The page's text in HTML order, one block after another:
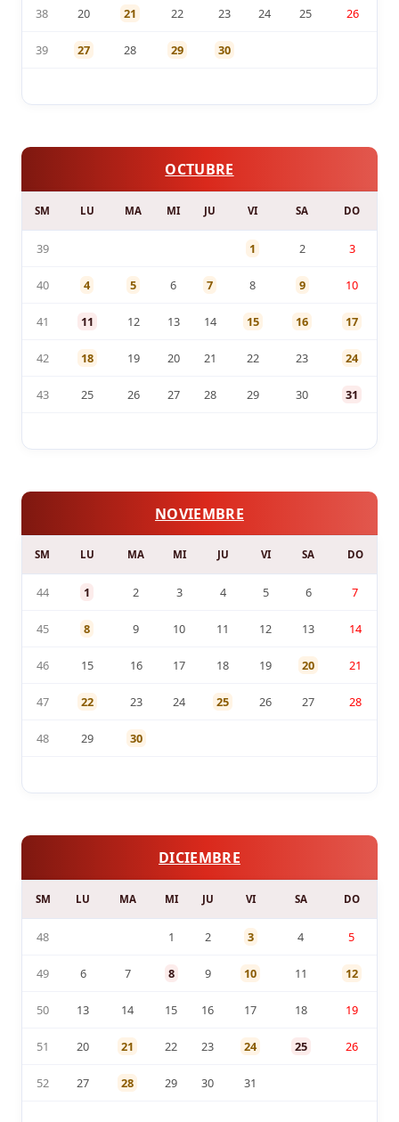
38 20 21 22 23 24 25 26
39 27 28 29 30
OCTUBRE
SM LU MA MI JU VI SA DO
39 1 2 3
40 4 5 6 7 8 9 10
41 11 12 13 14 15 16 17
42 18 19 20 21 22 23 24
43 25 26 27 28 29 30 31
NOVIEMBRE
SM LU MA MI JU VI SA DO
44 1 2 3 4 5 6 7
45 8 9 10 11 12 13 14
46 15 16 17 18 19 20 21
47 22 23 24 25 26 27 28
48 29 30
DICIEMBRE
SM LU MA MI JU VI SA DO
48 1 2 3 4 5
49 6 7 8 9 10 11 12
50 13 14 15 16 17 18 19
51 20 21 22 23 24 25 26
52 27 28 29 30 31